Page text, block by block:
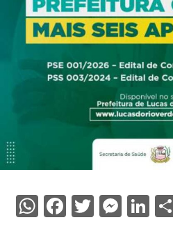
WhatsApp
Facebook
Twitter